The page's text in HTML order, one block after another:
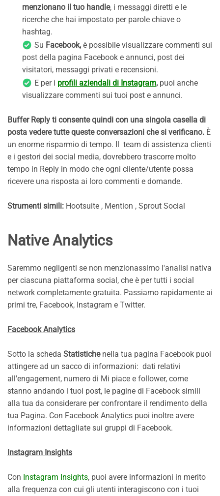
menzionano il tuo handle, i messaggi diretti e le
ricerche che hai impostato per parole chiave o
hashtag.
Su Facebook, è possibile visualizzare commenti sui
post della pagina Facebook e annunci, post dei
visitatori, messaggi privati ​​e recensioni.
E per i profili aziendali di Instagram, puoi anche
visualizzare commenti sui tuoi post e annunci.
Buffer Reply ti consente quindi con una singola casella di
posta vedere tutte queste conversazioni che si verificano. È
un enorme risparmio di tempo. Il team di assistenza clienti
e i gestori dei social media, dovrebbero trascorre molto
tempo in Reply in modo che ogni cliente/utente possa
ricevere una risposta ai loro commenti e domande.
Strumenti simili: Hootsuite , Mention , Sprout Social
Native Analytics
Saremmo negligenti se non menzionassimo l'analisi nativa
per ciascuna piattaforma social, che è per tutti i social
network completamente gratuita. Passiamo rapidamente ai
primi tre, Facebook, Instagram e Twitter.
Facebook Analytics
Sotto la scheda Statistichenella tua pagina Facebook puoi
attingere ad un sacco di informazioni: dati relativi
all'engagement, numero di Mi piace e follower, come
stanno andando i tuoi post, le pagine di Facebook simili
alla tua da considerare per confrontare il rendimento della
tua Pagina. Con Facebook Analytics puoi inoltre avere
informazioni dettagliate sui gruppi di Facebook.
Instagram Insights
Con Instagram Insights, puoi avere informazioni in merito
alla frequenza con cui gli utenti interagiscono con i tuoi